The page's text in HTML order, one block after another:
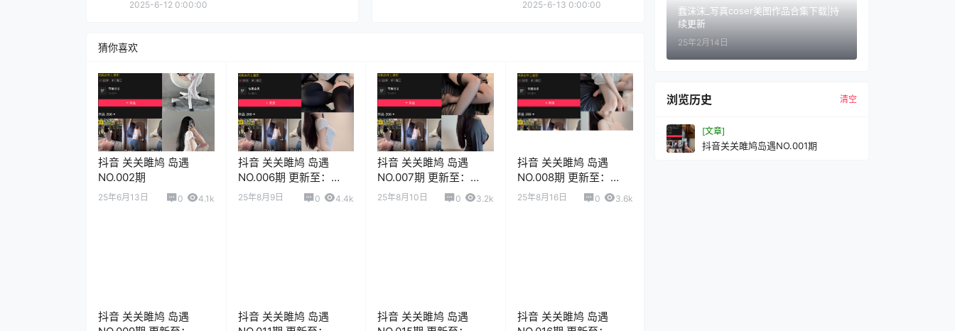
2025-6-12 0:00:00 2025-6-13 0:00:00
猜你喜欢
抖音 关关雎鸠 岛遇
NO.002期
25年6月13日 0 4.1k
抖音 关关雎鸠 岛遇
NO.006期 更新至：
2025.8.7
25年8月9日 0 4.4k
抖音 关关雎鸠 岛遇
NO.007期 更新至：
2025.8.10
25年8月10日 0 3.2k
抖音 关关雎鸠 岛遇
NO.008期 更新至：
2025.8.16
25年8月16日 0 3.6k
抖音 关关雎鸠 岛遇
抖音 关关雎鸠 岛遇
抖音 关关雎鸠 岛遇
抖音 关关雎鸠 岛遇
蠢沫沫_写真coser美图作品合集下载|持
续更新
25年2月14日
浏览历史 清空
[文章]
抖音关关雎鸠岛遇NO.001期